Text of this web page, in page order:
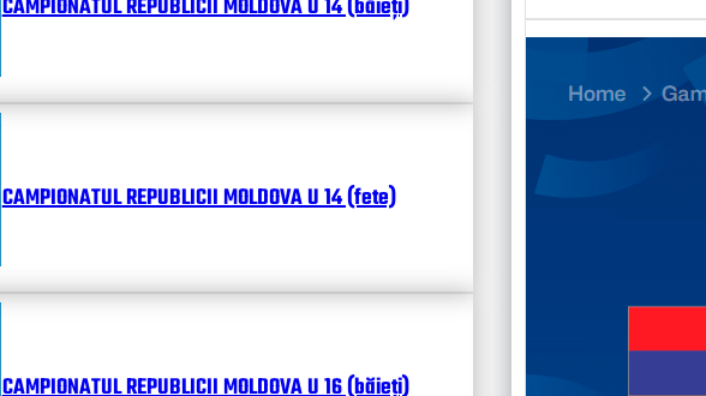
CAMPIONATUL REPUBLICII MOLDOVA U 14 (băieți)
CAMPIONATUL REPUBLICII MOLDOVA U 14 (fete)
CAMPIONATUL REPUBLICII MOLDOVA U 16 (băieți)